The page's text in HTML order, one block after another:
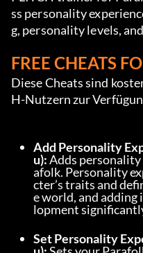
ss personality
g, personality levels,
FREE CHEATS
Diese Cheats sind
H-Nutzern zur
Add Personality
u): Adds
afolk. Personality
cter’s traits and
e world, and adding
lopment
Set Personality